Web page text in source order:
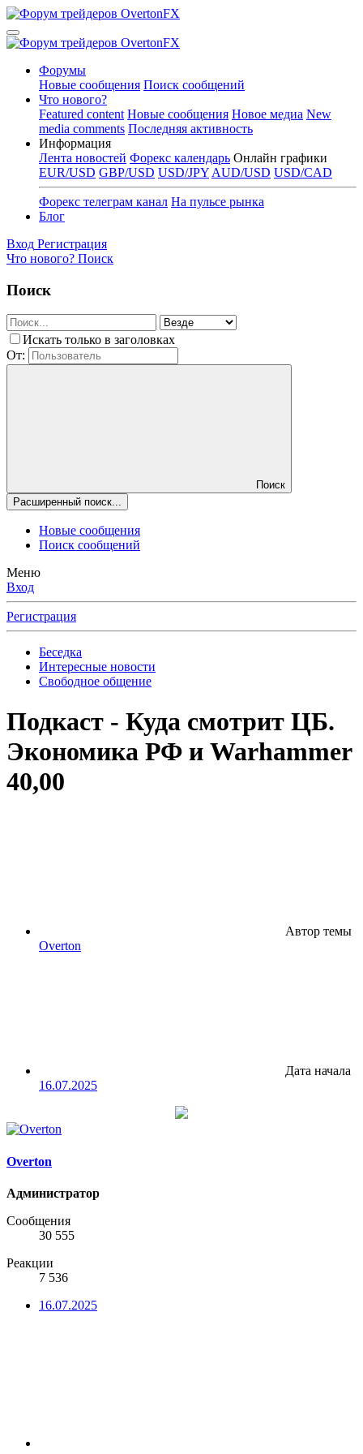
Форумы
Новые сообщения Поиск сообщений
Что нового?
Featured content Новые сообщения Новое медиа New
media comments Последняя активность
Информация
Лента новостей Форекс календарь Онлайн графики
EUR/USD GBP/USD USD/JPY AUD/USD USD/CAD
Форекс телеграм канал На пульсе рынка
Блог
Вход Регистрация
Что нового? Поиск
Поиск
Искать только в заголовках
От:
Поиск
Расширенный поиск...
Новые сообщения
Поиск сообщений
Меню
Вход
Регистрация
Беседка
Интересные новости
Свободное общение
Подкаст - Куда смотрит ЦБ.
Экономика РФ и Warhammer
40,00
Автор темы
Overton
Дата начала
16.07.2025
Overton
Администратор
Сообщения
30 555
Реакции
7 536
16.07.2025